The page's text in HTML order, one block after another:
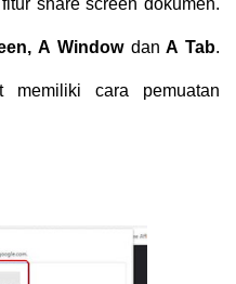
A Window dan A Tab.
memiliki cara pemuatan